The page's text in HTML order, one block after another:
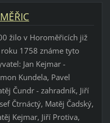
žilo v Horoměřicích již
1758 známe tyto
Jan Kejmar -
Kundela, Pavel
Čundr - zahradník, Jiří
Čtrnáctý, Matěj Čadský,
Kejmar, Jiří Protiva,